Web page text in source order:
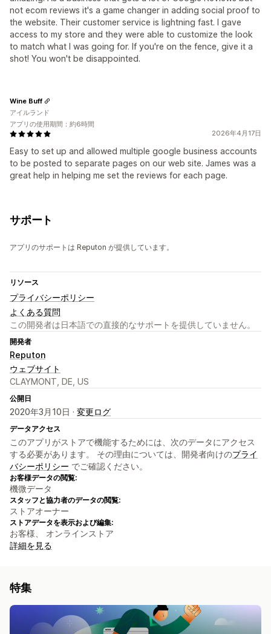
not ecom reviews it's a game changer in adding social proof to
the website. Their customer service is lightning fast. I gave
access to my store and they were able to customize the look
to match what I was going for. If you're on the fence, give it a
shot! You won't be disappointed.
2026年4月17日
Easy to set up and allowed multiple google business accounts
to be posted to separate pages on our web site. James was a
great help in helping me set the reviews for each page.
Wine Buff
アイルランド
アプリの使用期間：約6時間
サポート
アプリのサポートは Reputon が提供しています。
リソース
プライバシーポリシー
よくある質問
この開発者は日本語での直接的なサポートを提供していません。
開発者
Reputon
ウェブサイト
CLAYMONT, DE, US
公開日
2020年3月10日 · 変更ログ
データアクセス
このアプリがストアで機能するためには、次のデータにアクセス
する必要があります。 その理由については、開発者向けのプライ
バシーポリシー でご確認ください。
お客様データの閲覧:
機微データ
スタッフと協力者のデータの閲覧:
ストアオーナー
ストアデータを表示および編集:
お客様、 オンラインストア
詳細を見る
特集